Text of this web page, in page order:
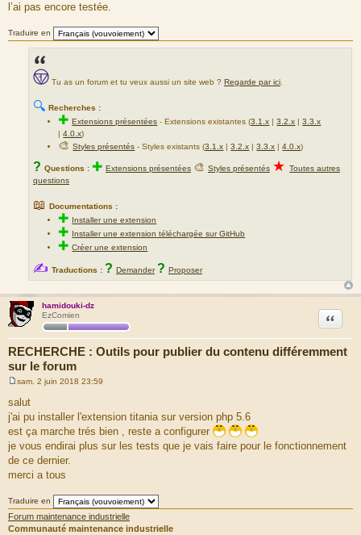
l’ai pas encore testée.
Traduire en
Tu as un forum et tu veux aussi un site web ? Regarde par ici
🔍 Recherches :
✚Extensions présentées -Extensions existantes (3.1.x |3.2.x |3.3.x
|4.0.x)
🎨Styles présentés - Styles existants (3.1.x |3.2.x |3.3.x |4.0.x)
? Questions : ✚ Extensions présentées 🎨 Styles présentés ★ Toutes autres
questions
📖 Documentations :
✚ Installer une extension
✚ Installer une extension téléchargée sur GitHub
✚Créer une extension
✍ Traductions : ? Demander ? Proposer
hamidouki-dz
EzComien
RECHERCHE : Outils pour publier du contenu différemment
sur le forum
Citation
e
s
s
a
g
e
sam. 2 juin 2018 23:59
salut
j'ai pu installer l'extension titania sur version php 5.6
est ça marche trés bien , reste a configurer
je vous endirai plus sur les tests que je vais faire pour le fonctionnement
de ce dernier.
merci a tous
Traduire en
Forum maintenance industrielle
Communauté maintenance industrielle